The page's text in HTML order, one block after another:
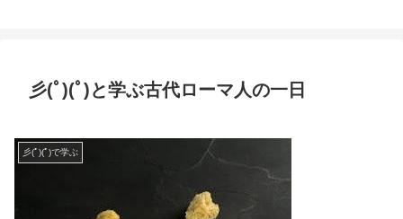
彡(ﾟ)(ﾟ)と学ぶ古代ローマ人の一日
彡(ﾟ)(ﾟ)で学ぶ